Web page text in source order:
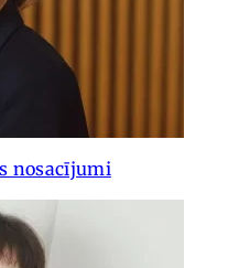
nosacījumi